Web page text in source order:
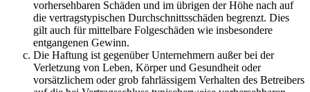
vorhersehbaren Schäden und im übrigen der Höhe nach auf
die vertragstypischen Durchschnittsschäden begrenzt. Dies
gilt auch für mittelbare Folgeschäden wie insbesondere
entgangenen Gewinn.
Die Haftung ist gegenüber Unternehmern außer bei der
Verletzung von Leben, Körper und Gesundheit oder
vorsätzlichem oder grob fahrlässigem Verhalten des Betreibers